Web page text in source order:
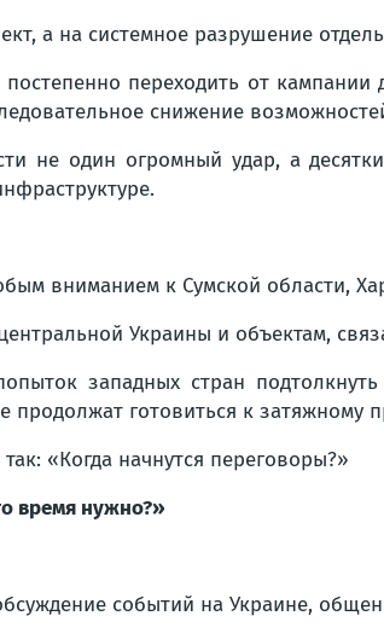
а на системное разрушение
переходить от
снижение
не один огромный удар, а
вниманием к Сумской области,
Украины и объектам,
западных стран
готовиться к затяжному
«Когда начнутся переговоры?»
время нужно?»
событий на Украине,